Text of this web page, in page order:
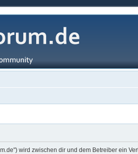
wird zwischen dir und dem Betreiber ein